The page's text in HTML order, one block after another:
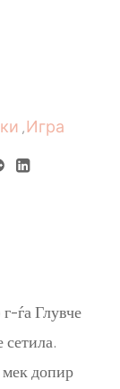
,Игра
ѓа Глувче
сетила.
мек допир